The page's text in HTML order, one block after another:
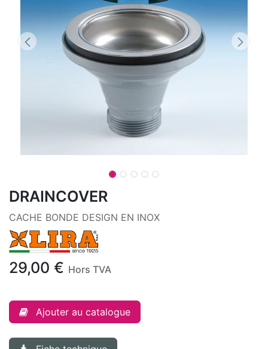
DRAINCOVER
CACHE BONDE DESIGN EN INOX
29,00 € Hors TVA
Ajouter au catalogue